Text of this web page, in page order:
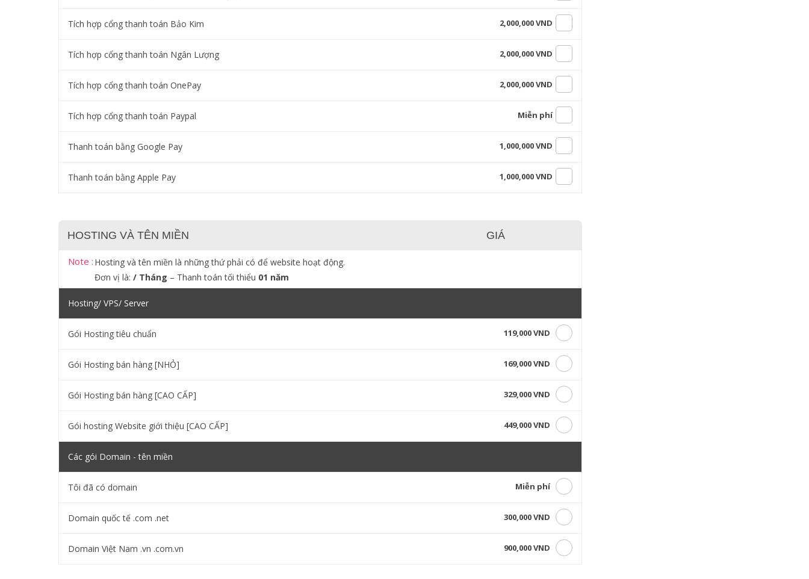
Tích hợp cổng thanh toán Bảo Kim 2,000,000 VND
Tích hợp cổng thanh toán Ngân Lượng 2,000,000 VND
Tích hợp cổng thanh toán OnePay 2,000,000 VND
Tích hợp cổng thanh toán Paypal Miễn phí
Thanh toán bằng Google Pay 1,000,000 VND
Thanh toán bằng Apple Pay 1,000,000 VND
HOSTING VÀ TÊN MIỀN GIÁ
Note : Hosting và tên miền là những thứ phải có để website hoạt động.
Đơn vị là: / Tháng – Thanh toán tối thiểu 01 năm
Hosting/ VPS/ Server
Gói Hosting tiêu chuẩn 119,000 VND
Gói Hosting bán hàng [NHỎ] 169,000 VND
Gói Hosting bán hàng [CAO CẤP] 329,000 VND
Gói hosting Website giới thiệu [CAO CẤP] 449,000 VND
Các gói Domain - tên miền
Tôi đã có domain Miễn phí
Domain quốc tế .com .net 300,000 VND
Domain Việt Nam .vn .com.vn 900,000 VND